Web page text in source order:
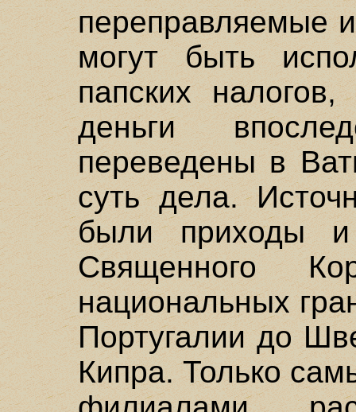
переправляемые
могут быть
папских
деньги
переведены в
суть дела.
были приходы и
Священного
национальных
Португалии до
Кипра. Только